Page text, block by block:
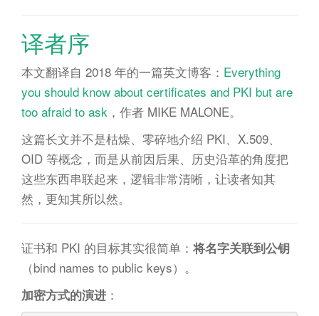
译者序
本文翻译自 2018 年的一篇英文博客： Everything
you should know about certificates and PKI but are
too afraid to ask ，作者 MIKE MALONE。
这篇长文并不是枯燥、零碎地介绍 PKI、X.509、
OID 等概念，而是从前因后果、历史沿革的角度把
这些东西串联起来，逻辑非常清晰，让读者知其
然，更知其所以然。
证书和 PKI 的目标其实很简单： 将名字关联到公钥
（bind names to public keys）。
加密方式的演进 ：